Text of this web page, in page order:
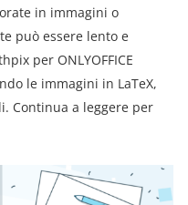
in immagini o
può essere lento e
per ONLYOFFICE
le immagini in LaTeX,
Continua a leggere per